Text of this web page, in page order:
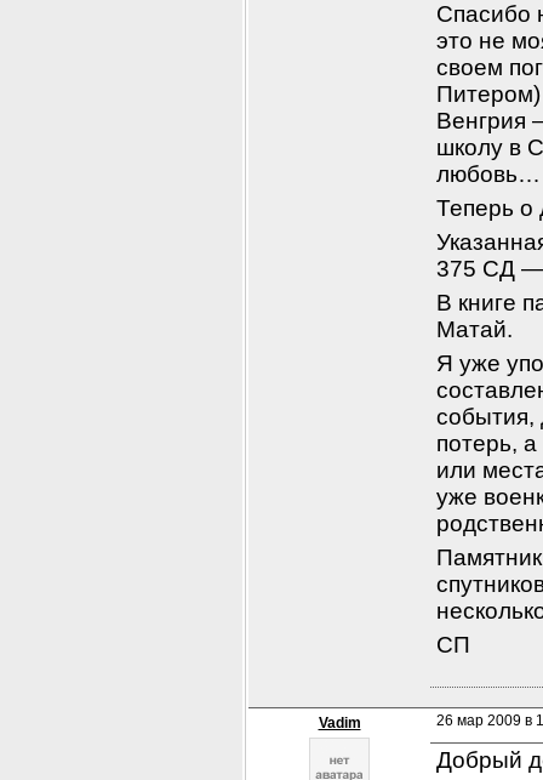
Спасибо
это не
своем
Венгрия
школу в
любовь…
Теперь о
375 СД —
В книге
Матай.
Я уже
события,
потерь,
или
уже
СП
Vadim 26 мар 2009 в
Добрый